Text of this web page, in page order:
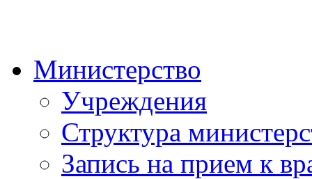
Министерство
Учреждения
Структура
Запись на прием к